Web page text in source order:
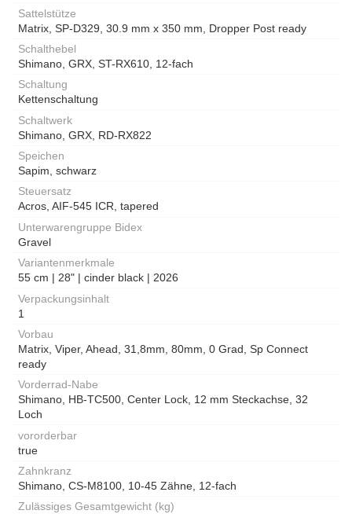
Sattelstütze
Matrix, SP-D329, 30.9 mm x 350 mm, Dropper Post ready
Schalthebel
Shimano, GRX, ST-RX610, 12-fach
Schaltung
Kettenschaltung
Schaltwerk
Shimano, GRX, RD-RX822
Speichen
Sapim, schwarz
Steuersatz
Acros, AIF-545 ICR, tapered
Unterwarengruppe Bidex
Gravel
Variantenmerkmale
55 cm | 28" | cinder black | 2026
Verpackungsinhalt
1
Vorbau
Matrix, Viper, Ahead, 31,8mm, 80mm, 0 Grad, Sp Connect
ready
Vorderrad-Nabe
Shimano, HB-TC500, Center Lock, 12 mm Steckachse, 32
Loch
vororderbar
true
Zahnkranz
Shimano, CS-M8100, 10-45 Zähne, 12-fach
Zulässiges Gesamtgewicht (kg)